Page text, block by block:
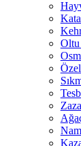
Oltu